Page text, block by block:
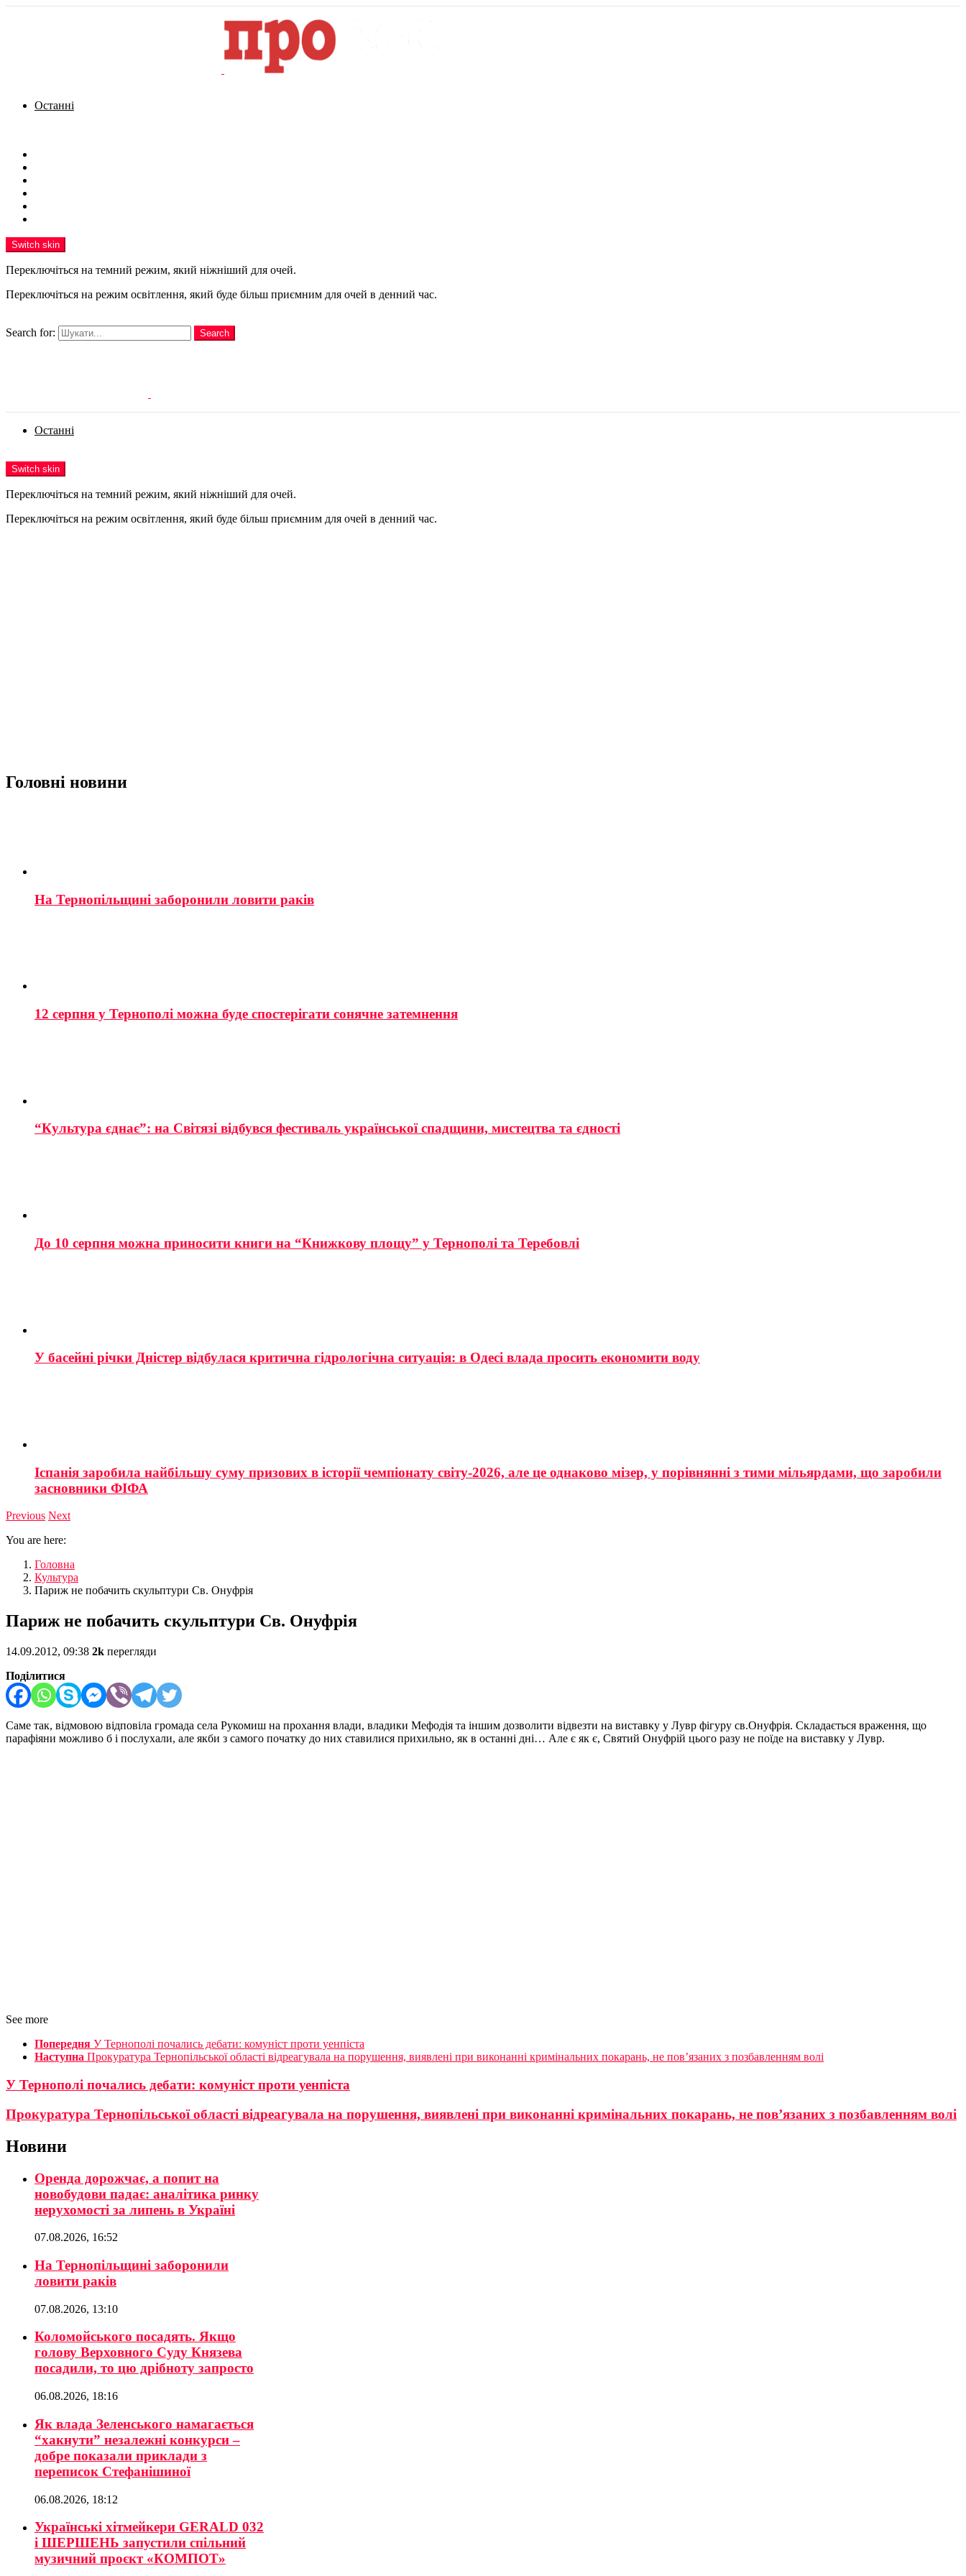
Останні
Switch skin
Переключіться на темний режим, який ніжніший для очей.
Переключіться на режим освітлення, який буде більш приємним для очей в денний час.
Search for:
Search
Останні
Switch skin
Переключіться на темний режим, який ніжніший для очей.
Переключіться на режим освітлення, який буде більш приємним для очей в денний час.
Головні новини
На Тернопільщині заборонили ловити раків
12 серпня у Тернополі можна буде спостерігати сонячне затемнення
“Культура єднає”: на Світязі відбувся фестиваль української спадщини, мистецтва та єдності
До 10 серпня можна приносити книги на “Книжкову площу” у Тернополі та Теребовлі
У басейні річки Дністер відбулася критична гідрологічна ситуація: в Одесі влада просить економити воду
Іспанія заробила найбільшу суму призових в історії чемпіонату світу-2026, але це однаково мізер, у порівнянні з тими мільярдами, що заробили
засновники ФІФА
Previous Next
You are here:
Головна
Культура
Париж не побачить скульптури Св. Онуфрія
Париж не побачить скульптури Св. Онуфрія
14.09.2012, 09:38 2k перегляди
Поділитися
Саме так, відмовою відповіла громада села Рукомиш на прохання влади, владики Мефодія та іншим дозволити відвезти на виставку у Лувр фігуру св.Онуфрія. Складається враження, що
парафіяни можливо б і послухали, але якби з самого початку до них ставилися прихильно, як в останні дні… Але є як є, Святий Онуфрій цього разу не поїде на виставку у Лувр.
See more
Попередня У Тернополі почались дебати: комуніст проти уенпіста
Наступна Прокуратура Тернопільської області відреагувала на порушення, виявлені при виконанні кримінальних покарань, не пов’язаних з позбавленням волі
У Тернополі почались дебати: комуніст проти уенпіста
Прокуратура Тернопільської області відреагувала на порушення, виявлені при виконанні кримінальних покарань, не пов’язаних з позбавленням волі
Новини
Оренда дорожчає, а попит на
новобудови падає: аналітика ринку
нерухомості за липень в Україні
07.08.2026, 16:52
На Тернопільщині заборонили
ловити раків
07.08.2026, 13:10
Коломойського посадять. Якщо
голову Верховного Суду Князева
посадили, то цю дрібноту запросто
06.08.2026, 18:16
Як влада Зеленського намагається
“хакнути” незалежні конкурси –
добре показали приклади з
переписок Стефанішиної
06.08.2026, 18:12
Українські хітмейкери GERALD 032
і ШЕРШЕНЬ запустили спільний
музичний проєкт «КОМПОТ»